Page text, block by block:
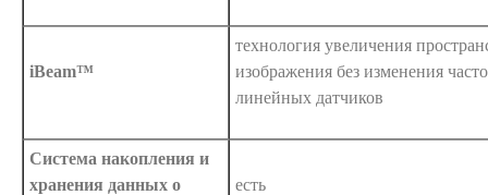
iBeam™
технология увеличения
изображения без изменения
линейных датчиков
Система накопления и
хранения данных о
есть